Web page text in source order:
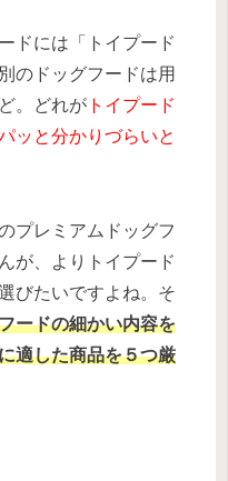
ドには「トイプード
のドッグフードは用
。どれが トイプード
ッと分かりづらいと
プレミアムドッグフ
が、よりトイプード
びたいですよね。そ
ードの細かい内容を
適した商品を５つ厳